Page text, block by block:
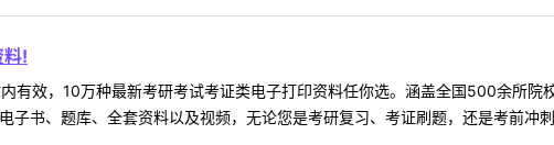
料!
有效，10万种最新考研考试考证类电子打印资料任你选。涵盖全国500余所
子书、题库、全套资料以及视频，无论您是考研复习、考证刷题，还是考前冲